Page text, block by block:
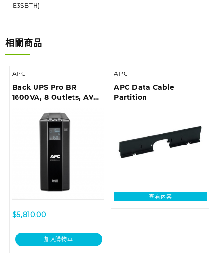
E3SBTH)
相關商品
APC
Back UPS Pro BR
1600VA, 8 Outlets, AVR,
$5,810.00
加入購物車
APC
APC Data Cable
Partition
查看內容